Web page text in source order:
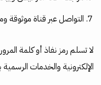
التواصل عبر قناة موثوقة
لا تسلم رمز نفاذ أو كلمة
الإلكترونية والخدمات